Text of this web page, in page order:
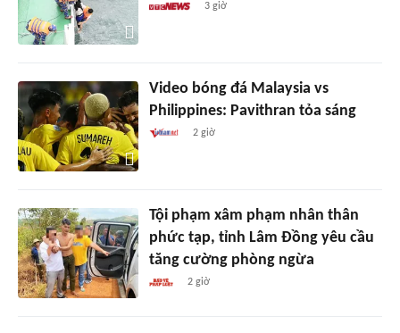
3 giờ
Video bóng đá Malaysia vs
Philippines: Pavithran tỏa sáng
2 giờ
Tội phạm xâm phạm nhân thân
phức tạp, tỉnh Lâm Đồng yêu cầu
tăng cường phòng ngừa
2 giờ